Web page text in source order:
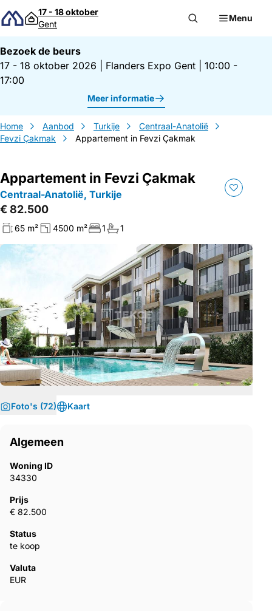
Direct naar inhoud
17 - 18 oktober
Gent
Menu
Bezoek de beurs
17 - 18 oktober 2026
Flanders Expo Gent
10:00 -
17:00
Meer informatie
Home Aanbod Turkije
Centraal-Anatolië
Fevzi Çakmak
Appartement in Fevzi Çakmak
Appartement in Fevzi Çakmak
Centraal-Anatolië, Turkije
€ 82.500
65 m² 4500 m² 1 1
Foto's (72) Kaart
Algemeen
Woning ID
34330
Prijs
€ 82.500
Status
te koop
Valuta
EUR